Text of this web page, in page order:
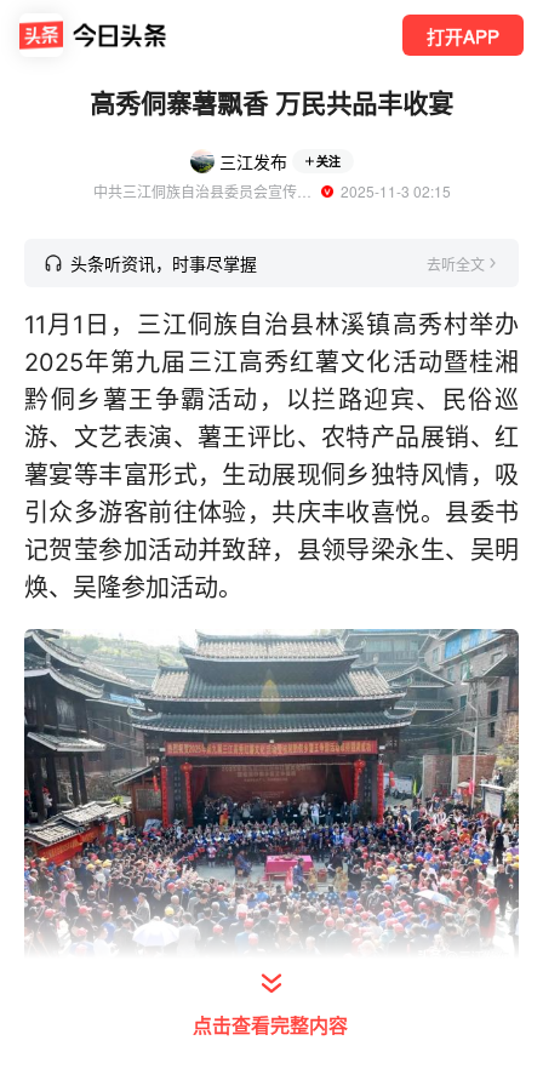
打开APP
高秀侗寨薯飘香 万民共品丰收宴
三江发布 关注
中共三江侗族自治县委员会宣传部官方账号
  2025-11-3 02:15
头条听资讯，时事尽掌握 去听全文
11月1日，三江侗族自治县林溪镇高秀村举办
2025年第九届三江高秀红薯文化活动暨桂湘
黔侗乡薯王争霸活动，以拦路迎宾、民俗巡
游、文艺表演、薯王评比、农特产品展销、红
薯宴等丰富形式，生动展现侗乡独特风情，吸
引众多游客前往体验，共庆丰收喜悦。县委书
记贺莹参加活动并致辞，县领导梁永生、吴明
焕、吴隆参加活动。
打开今日头条查看图片详情
点击查看完整内容